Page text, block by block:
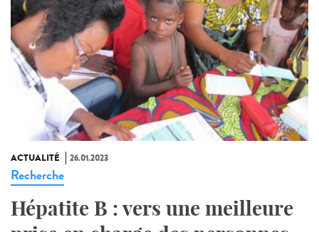
ACTUALITÉ 26.01.2023
Recherche
Hépatite B : vers une meilleure